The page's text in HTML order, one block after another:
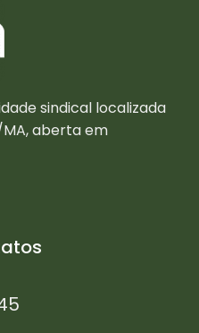
sindical localizada
aberta em